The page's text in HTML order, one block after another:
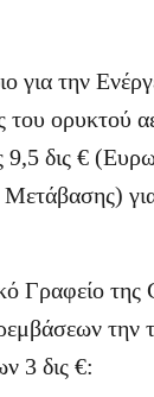
για την
ορυκτού
9,5 δις €
Γραφείο της
την
3 δις €: